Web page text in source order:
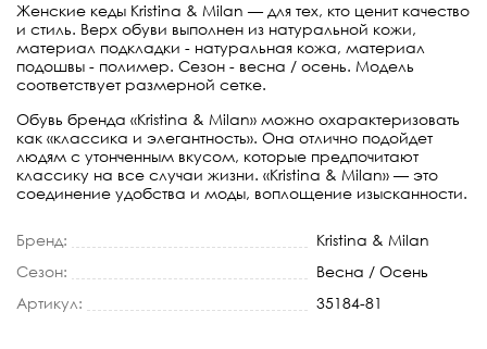
Женские кеды Kristina & Milan — для тех, кто ценит качество
и стиль. Верх обуви выполнен из натуральной кожи,
материал подкладки - натуральная кожа, материал
подошвы - полимер. Сезон - весна / осень. Модель
соответствует размерной сетке.
Обувь бренда «Kristina & Milan» можно охарактеризовать
как «классика и элегантность». Она отлично подойдет
людям с утонченным вкусом, которые предпочитают
классику на все случаи жизни. «Kristina & Milan» — это
соединение удобства и моды, воплощение изысканности.
Бренд:
Kristina & Milan
Сезон:
Весна / Осень
Артикул:
35184-81